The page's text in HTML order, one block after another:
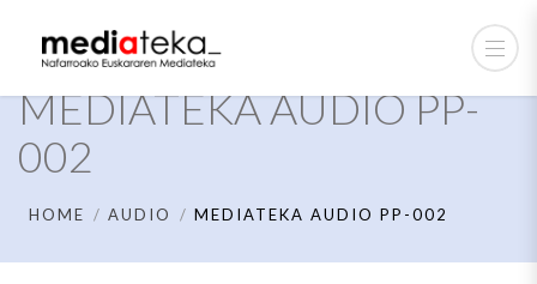
MEDIATEKA AUDIO PP-
002
HOME AUDIO MEDIATEKA AUDIO PP-002